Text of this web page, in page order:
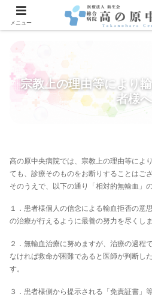
宗教上の理由等により
者様へ
高の原中央病院では、宗教上の理由等によ
ても、診療そのものをお断りすることはござ
そのうえで、以下の通り「相対的無輸血」
１．患者様個人の信念による輸血拒否の意
の治療が行えるように最善の努力を尽くしま
２．無輸血治療に努めますが、治療の過程
なければ救命が困難であると医師が判断し
す。
３．患者様側から提示される「免責証書」
メニュー